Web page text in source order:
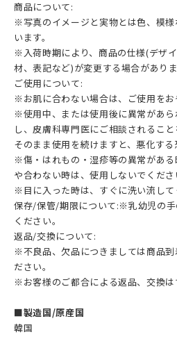
商品について:
※写真のイメージと実物とは色、模
います。
※入荷時期により、商品の仕様(デザ
材、表記など)が変更する場合がありま
ご使用について:
※お肌に合わない場合は、ご使用をお
※使用中、または使用後に異常があ
し、皮膚科専門医にご相談されること
そのまま使用を続けますと、悪化する
※傷・はれもの・湿疹等の異常があ
や合わない時は、使用しないでくださ
※目に入った時は、すぐに洗い流して
保存/保管/期限について:※乳幼児の手
ください。
返品/交換について:
※不良品、欠品につきましては商品到
ださい。
※お客様のご都合による返品、交換は
■製造国/原産国
韓国